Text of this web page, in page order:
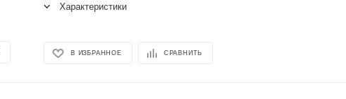
Характеристики
В ИЗБРАННОЕ СРАВНИТЬ